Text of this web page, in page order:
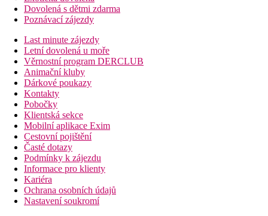
Dovolená s dětmi zdarma
Poznávací zájezdy
Last minute zájezdy
Letní dovolená u moře
Věrnostní program DERCLUB
Animační kluby
Dárkové poukazy
Kontakty
Pobočky
Klientská sekce
Mobilní aplikace Exim
Cestovní pojištění
Časté dotazy
Podmínky k zájezdu
Informace pro klienty
Kariéra
Ochrana osobních údajů
Nastavení soukromí